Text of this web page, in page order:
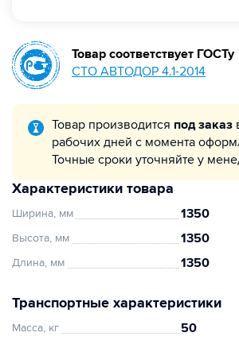
Товар производится под заказ
рабочих дней с момента
Точные сроки уточняйте у
Товар соответствует ГОСТу
СТО АВТОДОР 4.1-2014
Характеристики товара
Ширина, мм 1350
Высота, мм 1350
Длина, мм 1350
Транспортные характеристики
Масса, кг 50